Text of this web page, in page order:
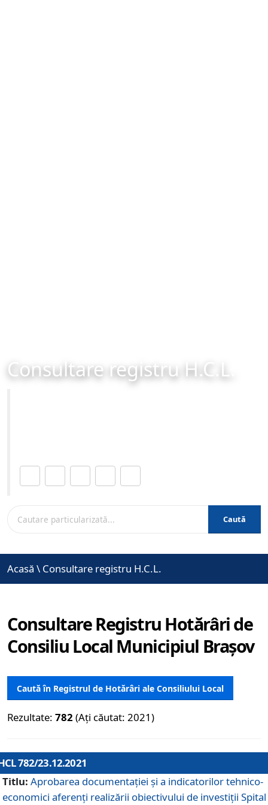
Consultare registru H.C.L.
Caută
Acasă \ Consultare registru H.C.L.
Consultare Registru Hotărâri de
Consiliu Local Municipiul Brașov
Caută în Registrul de Hotărâri ale Consiliului Local
Rezultate: 782 (Ați căutat: 2021)
782/23.12.2021
Titlu: Aprobarea documentației și a indicatorilor tehnico-
economici aferenți realizării obiectivului de investiții Spital